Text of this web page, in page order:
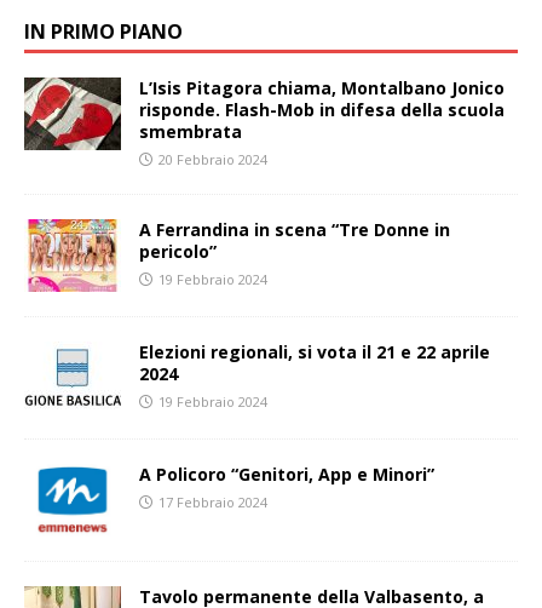
IN PRIMO PIANO
L’Isis Pitagora chiama, Montalbano Jonico
risponde. Flash-Mob in difesa della scuola
smembrata
20 Febbraio 2024
A Ferrandina in scena “Tre Donne in
pericolo”
19 Febbraio 2024
Elezioni regionali, si vota il 21 e 22 aprile
2024
19 Febbraio 2024
A Policoro “Genitori, App e Minori”
17 Febbraio 2024
Tavolo permanente della Valbasento, a